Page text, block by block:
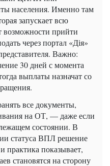
населения. Именно там
запускает всю
возможности прийти
через портал «Дія»
Важно:
30 дней с момента
выплаты назначат со
все документы,
на ОТ, — даже если
состоянии. В
статуса ВПЛ решение
практика показывает,
становятся на сторону